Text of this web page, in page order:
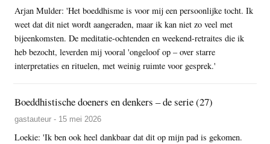
Arjan Mulder: 'Het boeddhisme is voor mij een persoonlijke tocht. Ik
weet dat dit niet wordt aangeraden, maar ik kan niet zo veel met
bijeenkomsten. De meditatie-ochtenden en weekend-retraites die ik
heb bezocht, leverden mij vooral 'ongeloof op – over starre
interpretaties en rituelen, met weinig ruimte voor gesprek.'
Boeddhistische doeners en denkers – de serie (27)
gastauteur - 15 mei 2026
Loekie: 'Ik ben ook heel dankbaar dat dit op mijn pad is gekomen.